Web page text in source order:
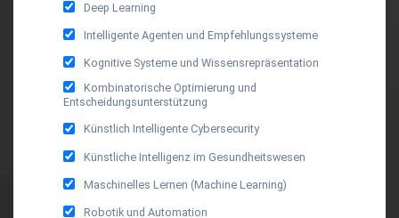
Deep Learning
Intelligente Agenten und Empfehlungssysteme
Kognitive Systeme und Wissensrepräsentation
Kombinatorische Optimierung und
Entscheidungsunterstützung
Künstlich Intelligente Cybersecurity
Künstliche Intelligenz im Gesundheitswesen
Maschinelles Lernen (Machine Learning)
Robotik und Automation